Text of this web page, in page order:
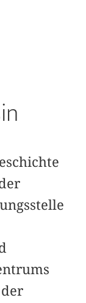
der